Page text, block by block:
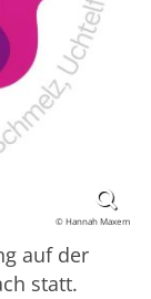
© Hannah Maxem
auf der
statt.